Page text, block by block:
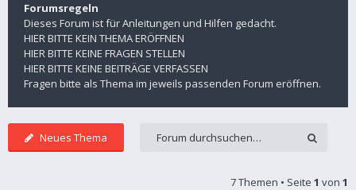
Forumsregeln
Dieses Forum ist für Anleitungen und Hilfen gedacht.
HIER BITTE KEIN THEMA ERÖFFNEN
HIER BITTE KEINE FRAGEN STELLEN
HIER BITTE KEINE BEITRÄGE VERFASSEN
Fragen bitte als Thema im jeweils passenden Forum eröffnen.
Neues Thema
7 Themen • Seite 1 von 1